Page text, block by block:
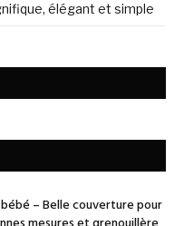
élégant et simple
– Belle couverture pour